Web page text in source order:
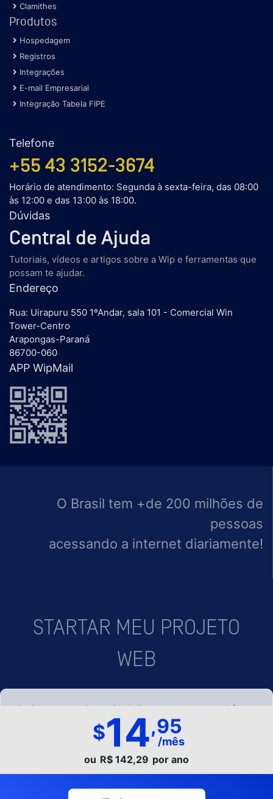
14,95
ou R$ 142,29 por ano
Clamithes
Produtos
Hospedagem
Registros
Integrações
E-mail Empresarial
Integração Tabela FIPE
Telefone
+55 43 3152-3674
Horário de atendimento: Segunda à sexta-feira, das 08:00
às 12:00 e das 13:00 às 18:00.
Dúvidas
Central de Ajuda
Tutoriais, vídeos e artigos sobre a Wip e ferramentas que
possam te ajudar.
Endereço
Rua: Uirapuru 550 1ºAndar, sala 101 - Comercial Win
Tower-Centro
Arapongas-Paraná
86700-060
APP WipMail
O Brasil tem +de 200 milhões de
pessoas
acessando a internet diariamente!
STARTAR MEU PROJETO
WEB
Copyright © 2011 - 2026-Wip - Desenvolvimento
Web15.006.211/0001-09. Todos os direitos reservados.
site.
- Assim como qualquer site da internet, o nosso também
pode utilizar cookie para melhorar sua experiência de
navegação. Ao permanecer em nosso site você